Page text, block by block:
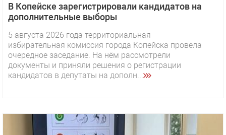
В Копейске зарегистрировали кандидатов на
дополнительные выборы
5 августа 2026 года территориальная
избирательная комиссия города Копейска провела
очередное заседание. На нём рассмотрели
документы и приняли решения о регистрации
кандидатов в депутаты на дополн...